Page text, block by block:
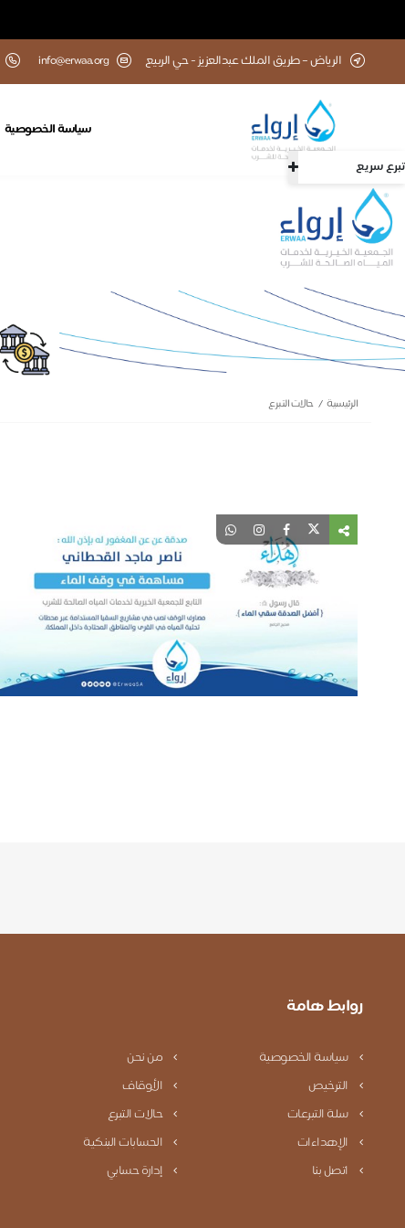
تبرع سريع
الرياض – طريق الملك عبدالعزيز - حي الربيع info@erwaa.org
سياسة الخصوصية
الرئيسية حالات التبرع
روابط هامة
سياسة الخصوصية
من نحن
الترخيص
الأوقاف
سلة التبرعات
حالات التبرع
الإهداءات
الحسابات البنكية
اتصل بنا
إدارة حسابي